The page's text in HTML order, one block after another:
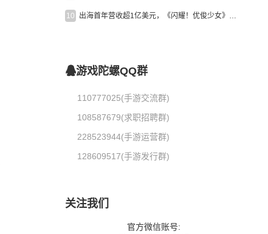
10 出海首年营收超1亿美元，《闪耀！优俊少女》美国市场占比达七成
游戏陀螺QQ群
110777025(手游交流群)
108587679(求职招聘群)
228523944(手游运营群)
128609517(手游发行群)
关注我们
官方微信账号: